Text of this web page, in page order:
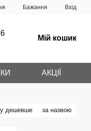
Бажання Вхід
Мій кошик
АКЦІЇ
дешевше за назвою